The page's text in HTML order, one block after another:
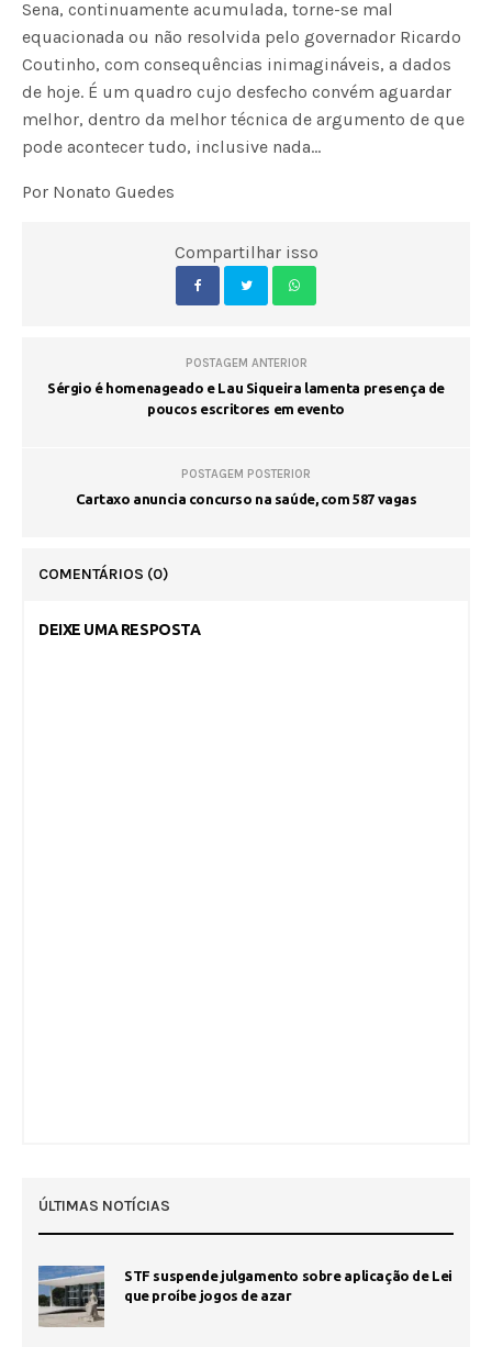
Sena, continuamente acumulada, torne-se mal
equacionada ou não resolvida pelo governador Ricardo
Coutinho, com consequências inimagináveis, a dados
de hoje. É um quadro cujo desfecho convém aguardar
melhor, dentro da melhor técnica de argumento de que
pode acontecer tudo, inclusive nada…
Por Nonato Guedes
Compartilhar isso
POSTAGEM ANTERIOR
Sérgio é homenageado e Lau Siqueira lamenta presença de
poucos escritores em evento
POSTAGEM POSTERIOR
Cartaxo anuncia concurso na saúde, com 587 vagas
COMENTÁRIOS (0)
DEIXE UMA RESPOSTA
ÚLTIMAS NOTÍCIAS
STF suspende julgamento sobre aplicação de Lei
que proíbe jogos de azar